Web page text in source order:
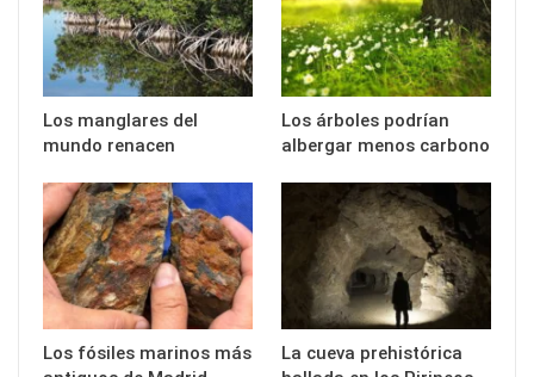
Los manglares del
mundo renacen
Los árboles podrían
albergar menos carbono
Los fósiles marinos más
La cueva prehistórica